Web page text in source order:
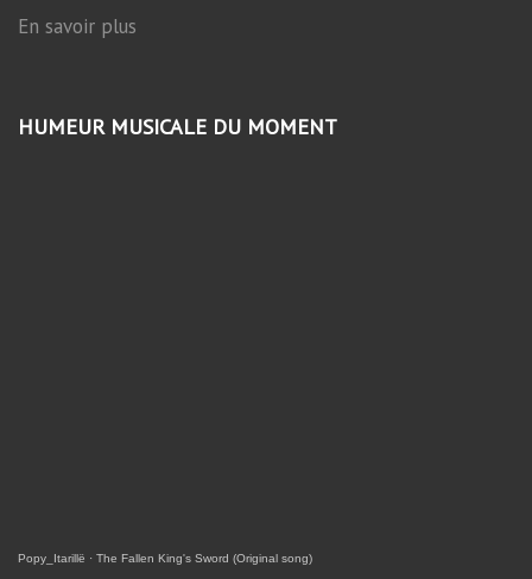
En savoir plus
HUMEUR MUSICALE DU MOMENT
Popy_Itarillë · The Fallen King's Sword (Original song)